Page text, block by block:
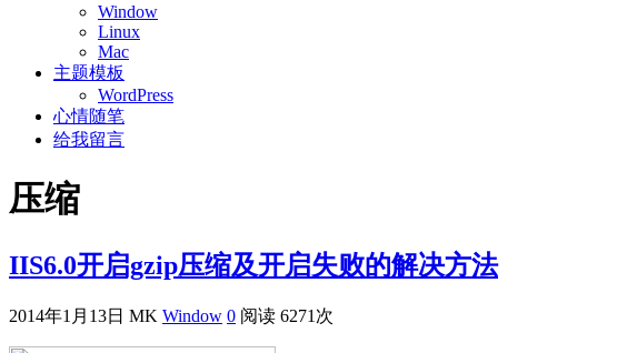
Window
Linux
Mac
主题模板
WordPress
心情随笔
给我留言
压缩
IIS6.0开启gzip压缩及开启失败的解决方法
2014年1月13日 MK Window 0 阅读 6271次